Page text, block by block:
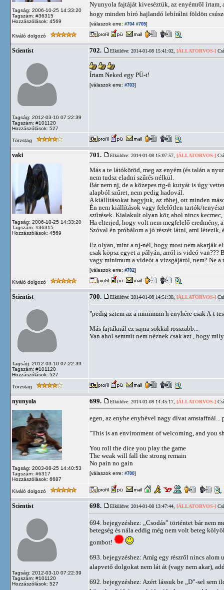
Tagság: 2006-10-25 14:33:20
Tagszám: #36315
Hozzászólások: 4569
Nyunyola fajtáját kiveséztük, az enyémről írtam,
hogy minden bíró hajlandó lebírálni földön
[válaszok erre: #704 #705]
Kiváló dolgozó
Scientist
Tagság: 2012-03-10 07:22:39
Tagszám: #101120
Hozzászólások: 527
702. Elküldve: 2014-01-08 15:41:02, [ÁLLATORVOS-]
Írtam Neked egy PÜ-t!
[válaszok erre: #703]
Törzstag
vaki
Tagság: 2006-10-25 14:33:20
Tagszám: #36315
Hozzászólások: 4569
701. Elküldve: 2014-01-08 15:07:57, [ÁLLATORVOS-]
Más a te látóköröd, meg az enyém (és talán a
nem tudsz eladni szűrés nélkül.
Bár nem nj, de a közepes rtg-ű kutyát is úgy
alapból szűret, nem pedig hadovál.
A kiállításokat hagyjuk, az röhej, ott minden
Én nem kiállítások vagy felelőtlen tartók/
szűrések. Kialakult olyan kör, ahol nincs
Ha elterjed, hogy volt nem megfelelő eredmény,
Szóval én próbálom a jó részét látni, ami
Ez olyan, mint a nj-nél, hogy most nem akarják
csak köpsz egyet a pályán, arról is videó van???
vagy minimum a videót a vizsgájáról, nem? Ne a
[válaszok erre: #702]
Kiváló dolgozó
Scientist
Tagság: 2012-03-10 07:22:39
Tagszám: #101120
Hozzászólások: 527
700. Elküldve: 2014-01-08 14:51:38, [ÁLLATORVOS-]
"pedig sztem az a minimum h enyhére csak A-t
Más fajtáknál ez sajna sokkal rosszabb...
Van ahol semmit nem néznek csak azt , hogy
Törzstag
nyunyola
Tagság: 2003-08-25 14:40:53
Tagszám: #6317
Hozzászólások: 6687
699. Elküldve: 2014-01-08 14:45:17, [ÁLLATORVOS-]
egen, az enyhe enyhével nagy divat
"This is an environment of welcoming, and you
You roll the dice you play the game
The weak will fall the strong remain
No pain no gain
[válaszok erre: #700]
Kiváló dolgozó
Scientist
Tagság: 2012-03-10 07:22:39
Tagszám: #101120
Hozzászólások: 527
698. Elküldve: 2014-01-08 13:47:44, [ÁLLATORVOS-]
694. bejegyzéshez: „Csodás” történtet bár nem
betegség és nála eddig még nem volt beteg
gombot!
693. bejegyzéshez: Amíg egy részről nincs alom
alapvető dolgokat nem lát át (vagy nem akar),
692. bejegyzéshez: Azért lássuk be „D”-sel